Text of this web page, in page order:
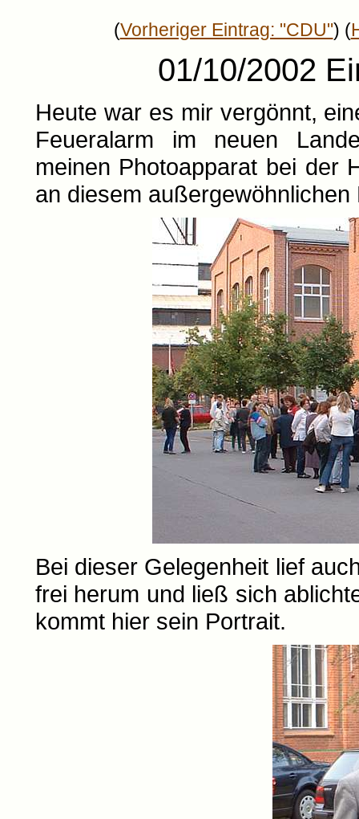
(Vorheriger Eintrag: "CDU") (
01/10/2002
Heute war es mir vergönnt,
Feueralarm im neuen
meinen Photoapparat bei der
an diesem
Bei dieser Gelegenheit lief
frei herum und ließ sich
kommt hier sein Portrait.